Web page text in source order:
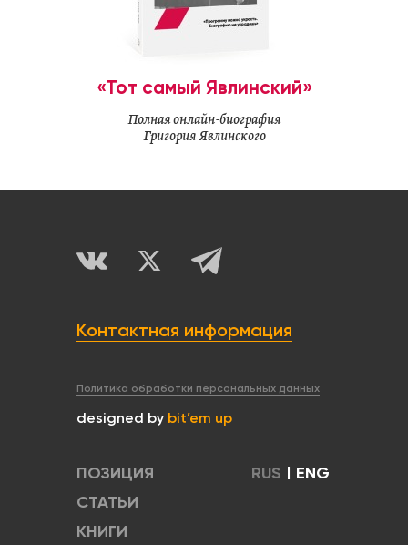
«Тот самый Явлинский»
Полная онлайн-биография
Григория Явлинского
Контактная информация
Политика обработки персональных данных
designed by bit’em up
ПОЗИЦИЯ
СТАТЬИ
КНИГИ
RUS | ENG